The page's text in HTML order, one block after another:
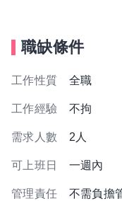
職缺條件
工作性質 全職
工作經驗 不拘
需求人數 2人
可上班日 一週內
管理責任 不需負擔